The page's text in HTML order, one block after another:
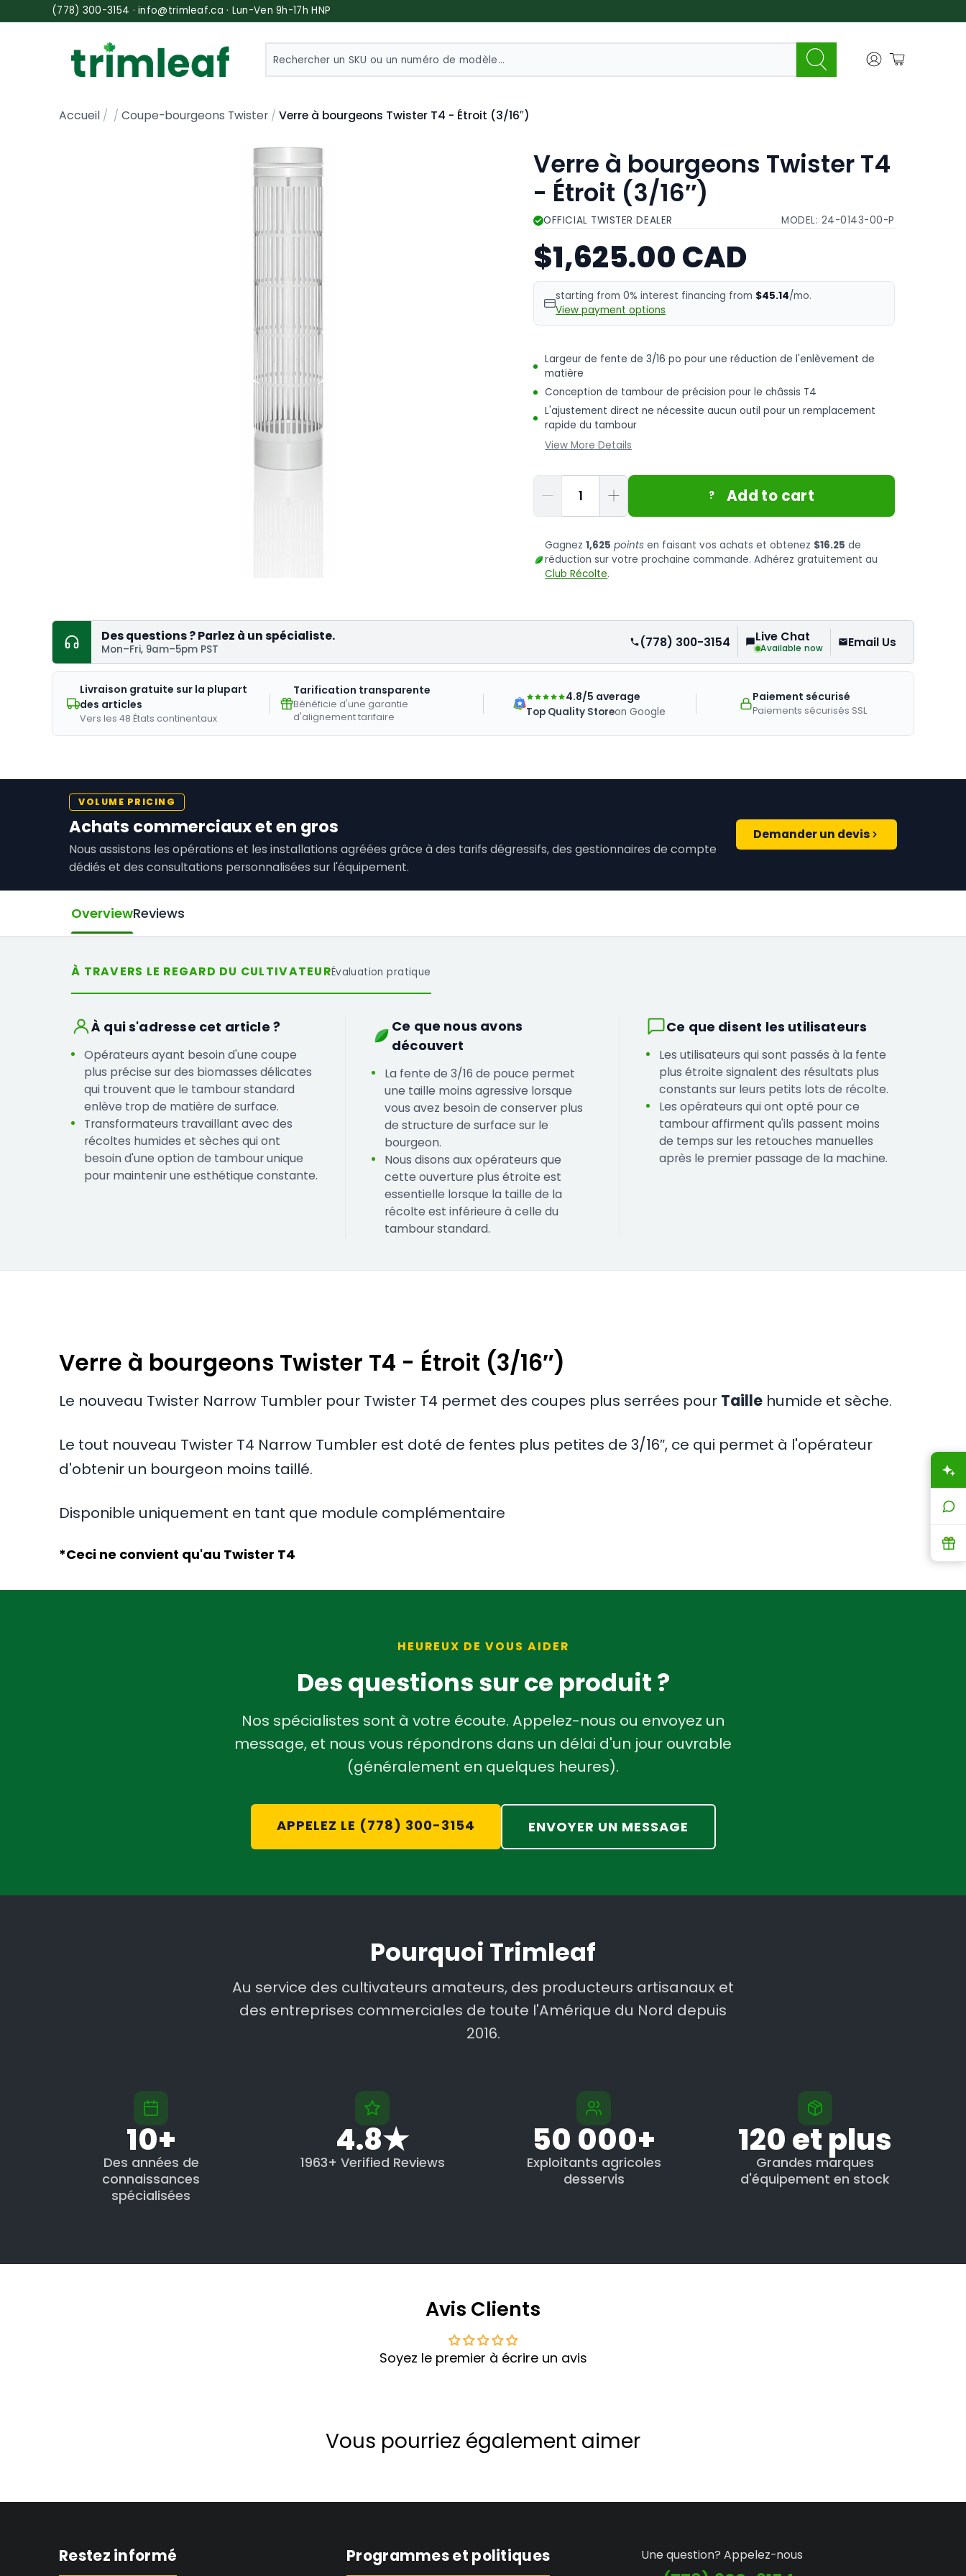
(778) 300-3154 · info@trimleaf.ca · Lun-Ven 9h-17h HNP
SEARCH
Accueil Coupe-bourgeons Twister Verre à bourgeons Twister T4 - Étroit (3/16″)
Verre à bourgeons Twister T4
- Étroit (3/16″)
OFFICIAL TWISTER DEALER MODEL: 24-0143-00-P
$1,625.00 CAD
starting from 0% interest financing from $45.14/mo.
View payment options
Largeur de fente de 3/16 po pour une réduction de l'enlèvement de
matière
Conception de tambour de précision pour le châssis T4
L'ajustement direct ne nécessite aucun outil pour un remplacement
rapide du tambour
View More Details
Quantité
? Add to cart
Gagnez1,625 points en faisant vos achats et obtenez $16.25 de
réduction sur votre prochaine commande. Adhérez gratuitement au
Club Récolte.
Des questions ? Parlez à un spécialiste.
Mon–Fri, 9am–5pm PST (778) 300-3154 Live Chat
Available now Email Us
Livraison gratuite sur la plupart
des articles
Vers les 48 États continentaux
Tarification transparente
Bénéficie d'une garantie
d'alignement tarifaire
4.8/5 average
Top Quality Storeon Google
Paiement sécurisé
Paiements sécurisés SSL
VOLUME PRICING
Achats commerciaux et en gros
Nous assistons les opérations et les installations agréées grâce à des tarifs dégressifs, des gestionnaires de compte
dédiés et des consultations personnalisées sur l'équipement.
Demander un devis
OverviewReviews
À TRAVERS LE REGARD DU CULTIVATEURÉvaluation pratique
À qui s'adresse cet article ?
Opérateurs ayant besoin d'une coupe
plus précise sur des biomasses délicates
qui trouvent que le tambour standard
enlève trop de matière de surface.
Transformateurs travaillant avec des
récoltes humides et sèches qui ont
besoin d'une option de tambour unique
pour maintenir une esthétique constante.
Ce que nous avons
découvert
La fente de 3/16 de pouce permet
une taille moins agressive lorsque
vous avez besoin de conserver plus
de structure de surface sur le
bourgeon.
Nous disons aux opérateurs que
cette ouverture plus étroite est
essentielle lorsque la taille de la
récolte est inférieure à celle du
tambour standard.
Ce que disent les utilisateurs
Les utilisateurs qui sont passés à la fente
plus étroite signalent des résultats plus
constants sur leurs petits lots de récolte.
Les opérateurs qui ont opté pour ce
tambour affirment qu'ils passent moins
de temps sur les retouches manuelles
après le premier passage de la machine.
Verre à bourgeons Twister T4 - Étroit (3/16″)
Le nouveau Twister Narrow Tumbler pour Twister T4 permet des coupes plus serrées pour Taille humide et sèche.
Le tout nouveau Twister T4 Narrow Tumbler est doté de fentes plus petites de 3/16″, ce qui permet à l'opérateur
d'obtenir un bourgeon moins taillé.
Disponible uniquement en tant que module complémentaire
*Ceci ne convient qu'au Twister T4
HEUREUX DE VOUS AIDER
Des questions sur ce produit ?
Nos spécialistes sont à votre écoute. Appelez-nous ou envoyez un
message, et nous vous répondrons dans un délai d'un jour ouvrable
(généralement en quelques heures).
APPELEZ LE (778) 300-3154 ENVOYER UN MESSAGE
Pourquoi Trimleaf
Au service des cultivateurs amateurs, des producteurs artisanaux et
des entreprises commerciales de toute l'Amérique du Nord depuis
2016.
10+
Des années de
connaissances
spécialisées
4.8★
1963+ Verified Reviews
50 000+
Exploitants agricoles
desservis
120 et plus
Grandes marques
d'équipement en stock
Avis Clients
Soyez le premier à écrire un avis
Vous pourriez également aimer
Restez informé Programmes et politiques Une question? Appelez-nous